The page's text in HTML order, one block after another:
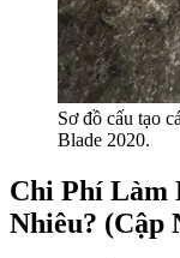
Sơ đồ cấu tạo
Blade 2020.
Chi Phí Làm
Nhiêu? (Cập